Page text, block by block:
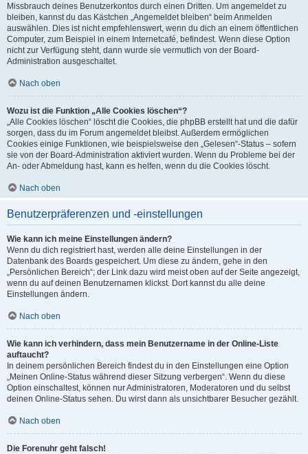
Missbrauch deines Benutzerkontos durch einen Dritten. Um angemeldet zu
bleiben, kannst du das Kästchen „Angemeldet bleiben“ beim Anmelden
auswählen. Dies ist nicht empfehlenswert, wenn du dich an einem öffentlichen
Computer, zum Beispiel in einem Internetcafé, befindest. Wenn diese Option
nicht zur Verfügung steht, dann wurde sie vermutlich von der Board-
Administration ausgeschaltet.
Nach oben
Wozu ist die Funktion „Alle Cookies löschen“?
„Alle Cookies löschen“ löscht die Cookies, die phpBB erstellt hat und die dafür
sorgen, dass du im Forum angemeldet bleibst. Außerdem ermöglichen
Cookies einige Funktionen, wie beispielsweise den „Gelesen“-Status – sofern
sie von der Board-Administration aktiviert wurden. Wenn du Probleme bei der
An- oder Abmeldung hast, kann es helfen, wenn du die Cookies löscht.
Nach oben
Benutzerpräferenzen und -einstellungen
Wie kann ich meine Einstellungen ändern?
Wenn du dich registriert hast, werden alle deine Einstellungen in der
Datenbank des Boards gespeichert. Um diese zu ändern, gehe in den
„Persönlichen Bereich“; der Link dazu wird meist oben auf der Seite angezeigt,
wenn du auf deinen Benutzernamen klickst. Dort kannst du alle deine
Einstellungen ändern.
Nach oben
Wie kann ich verhindern, dass mein Benutzername in der Online-Liste
auftaucht?
In deinem persönlichen Bereich findest du in den Einstellungen eine Option
„Meinen Online-Status während dieser Sitzung verbergen“. Wenn du diese
Option einschaltest, können nur Administratoren, Moderatoren und du selbst
deinen Online-Status sehen. Du wirst dann als unsichtbarer Besucher gezählt.
Nach oben
Die Forenuhr geht falsch!